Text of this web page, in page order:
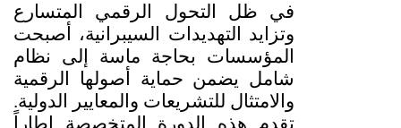
في ظل التحول الرقمي المتسارع
وتزايد التهديدات السيبرانية، أصبحت
المؤسسات بحاجة ماسة إلى نظام
شامل يضمن حماية أصولها الرقمية
والامتثال للتشريعات والمعايير الدولية.
تقدم هذه الدورة المتخصصة إطاراً